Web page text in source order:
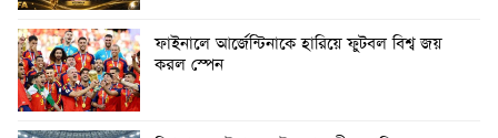
ফাইনালে আর্জেন্টিনাকে হারিয়ে ফুটবল বিশ্ব জয়
করল স্পেন